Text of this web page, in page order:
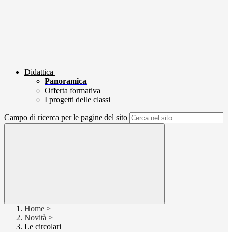
Didattica
Panoramica
Offerta formativa
I progetti delle classi
Campo di ricerca per le pagine del sito
Home >
Novità >
Le circolari